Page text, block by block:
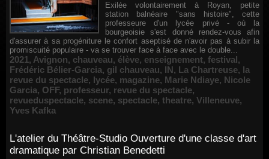
Exilée volontairement à Royan, petite
station balnéaire "sans histoire", cette
professeure d'un lycée privé - où la
bourgeoisie s'est donné rendez-vous afin
d'assurer à sa progéniture le confort aseptisé de n'avoir pas à subir la
promiscuité populaire - va se trouver face à face avec le double...
2021, Avignon, chauveau, élève, enseignement, festival,
Frédéric Bélier-Garcia, gil chauveau, IN, La Chartreuse, la
revue du spectacle, lycée, magazine, Marie Ndiaye, Nicole
Garcia, OFF, professeur, revue du spectacle,
revueduspectacle, scene, spectacle, theatre, Villeneuve,
Yves Kafka
L'atelier du Théâtre-Studio Ouverture d'une classe d'art
dramatique par Christian Benedetti